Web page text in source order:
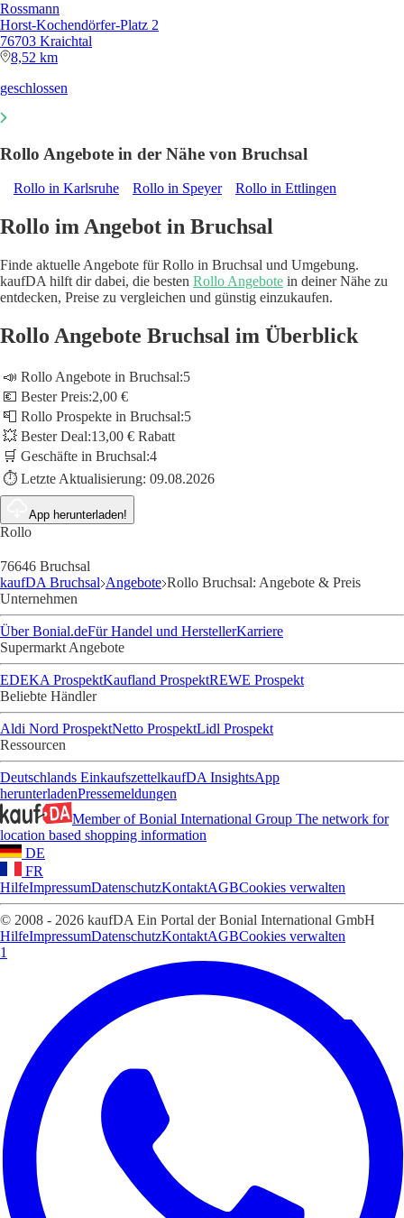
Rossmann
Horst-Kochendörfer-Platz 2
76703 Kraichtal
8,52 km
geschlossen
Rollo Angebote in der Nähe von Bruchsal
Rollo in Karlsruhe Rollo in Speyer Rollo in Ettlingen
Rollo im Angebot in Bruchsal
Finde aktuelle Angebote für Rollo in Bruchsal und Umgebung.
kaufDA hilft dir dabei, die besten Rollo Angebote in deiner Nähe zu
entdecken, Preise zu vergleichen und günstig einzukaufen.
Rollo Angebote Bruchsal im Überblick
📣 Rollo Angebote in Bruchsal:5
💶 Bester Preis:2,00 €
📮 Rollo Prospekte in Bruchsal:5
💥 Bester Deal:13,00 € Rabatt
🛒 Geschäfte in Bruchsal:4
⏱️ Letzte Aktualisierung: 09.08.2026
App herunterladen!
Rollo
76646 Bruchsal
kaufDA Bruchsal Angebote Rollo Bruchsal: Angebote & Preis
Unternehmen
Über Bonial.deFür Handel und HerstellerKarriere
Supermarkt Angebote
EDEKA ProspektKaufland ProspektREWE Prospekt
Beliebte Händler
Aldi Nord ProspektNetto ProspektLidl Prospekt
Ressourcen
Deutschlands EinkaufszettelkaufDA InsightsApp
herunterladenPressemeldungen
Member of Bonial International Group The network for
location based shopping information
DE
FR
HilfeImpressumDatenschutzKontaktAGBCookies verwalten
© 2008 - 2026 kaufDA Ein Portal der Bonial International GmbH
HilfeImpressumDatenschutzKontaktAGBCookies verwalten
1